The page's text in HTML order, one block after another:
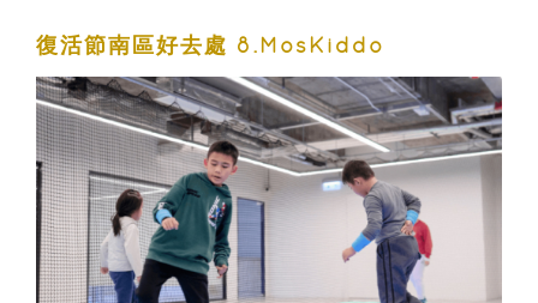
復活節南區好去處 8.MosKiddo